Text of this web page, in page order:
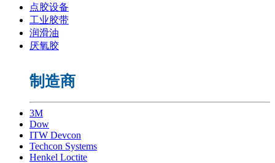
点胶设备
工业胶带
润滑油
厌氧胶
制造商
3M
Dow
ITW Devcon
Techcon Systems
Henkel Loctite